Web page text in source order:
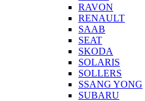
RAVON
RENAULT
SAAB
SEAT
SKODA
SOLARIS
SOLLERS
SSANG YONG
SUBARU